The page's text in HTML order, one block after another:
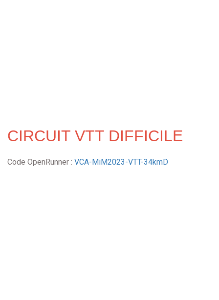
CIRCUIT VTT DIFFICILE
Code OpenRunner : VCA-MiM2023-VTT-34kmD